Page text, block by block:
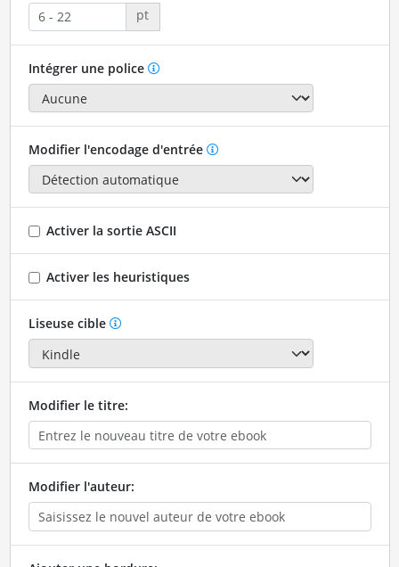
pt
Intégrer une police
Modifier l'encodage d'entrée
Activer la sortie ASCII
Activer les heuristiques
Liseuse cible
Modifier le titre:
Modifier l'auteur: